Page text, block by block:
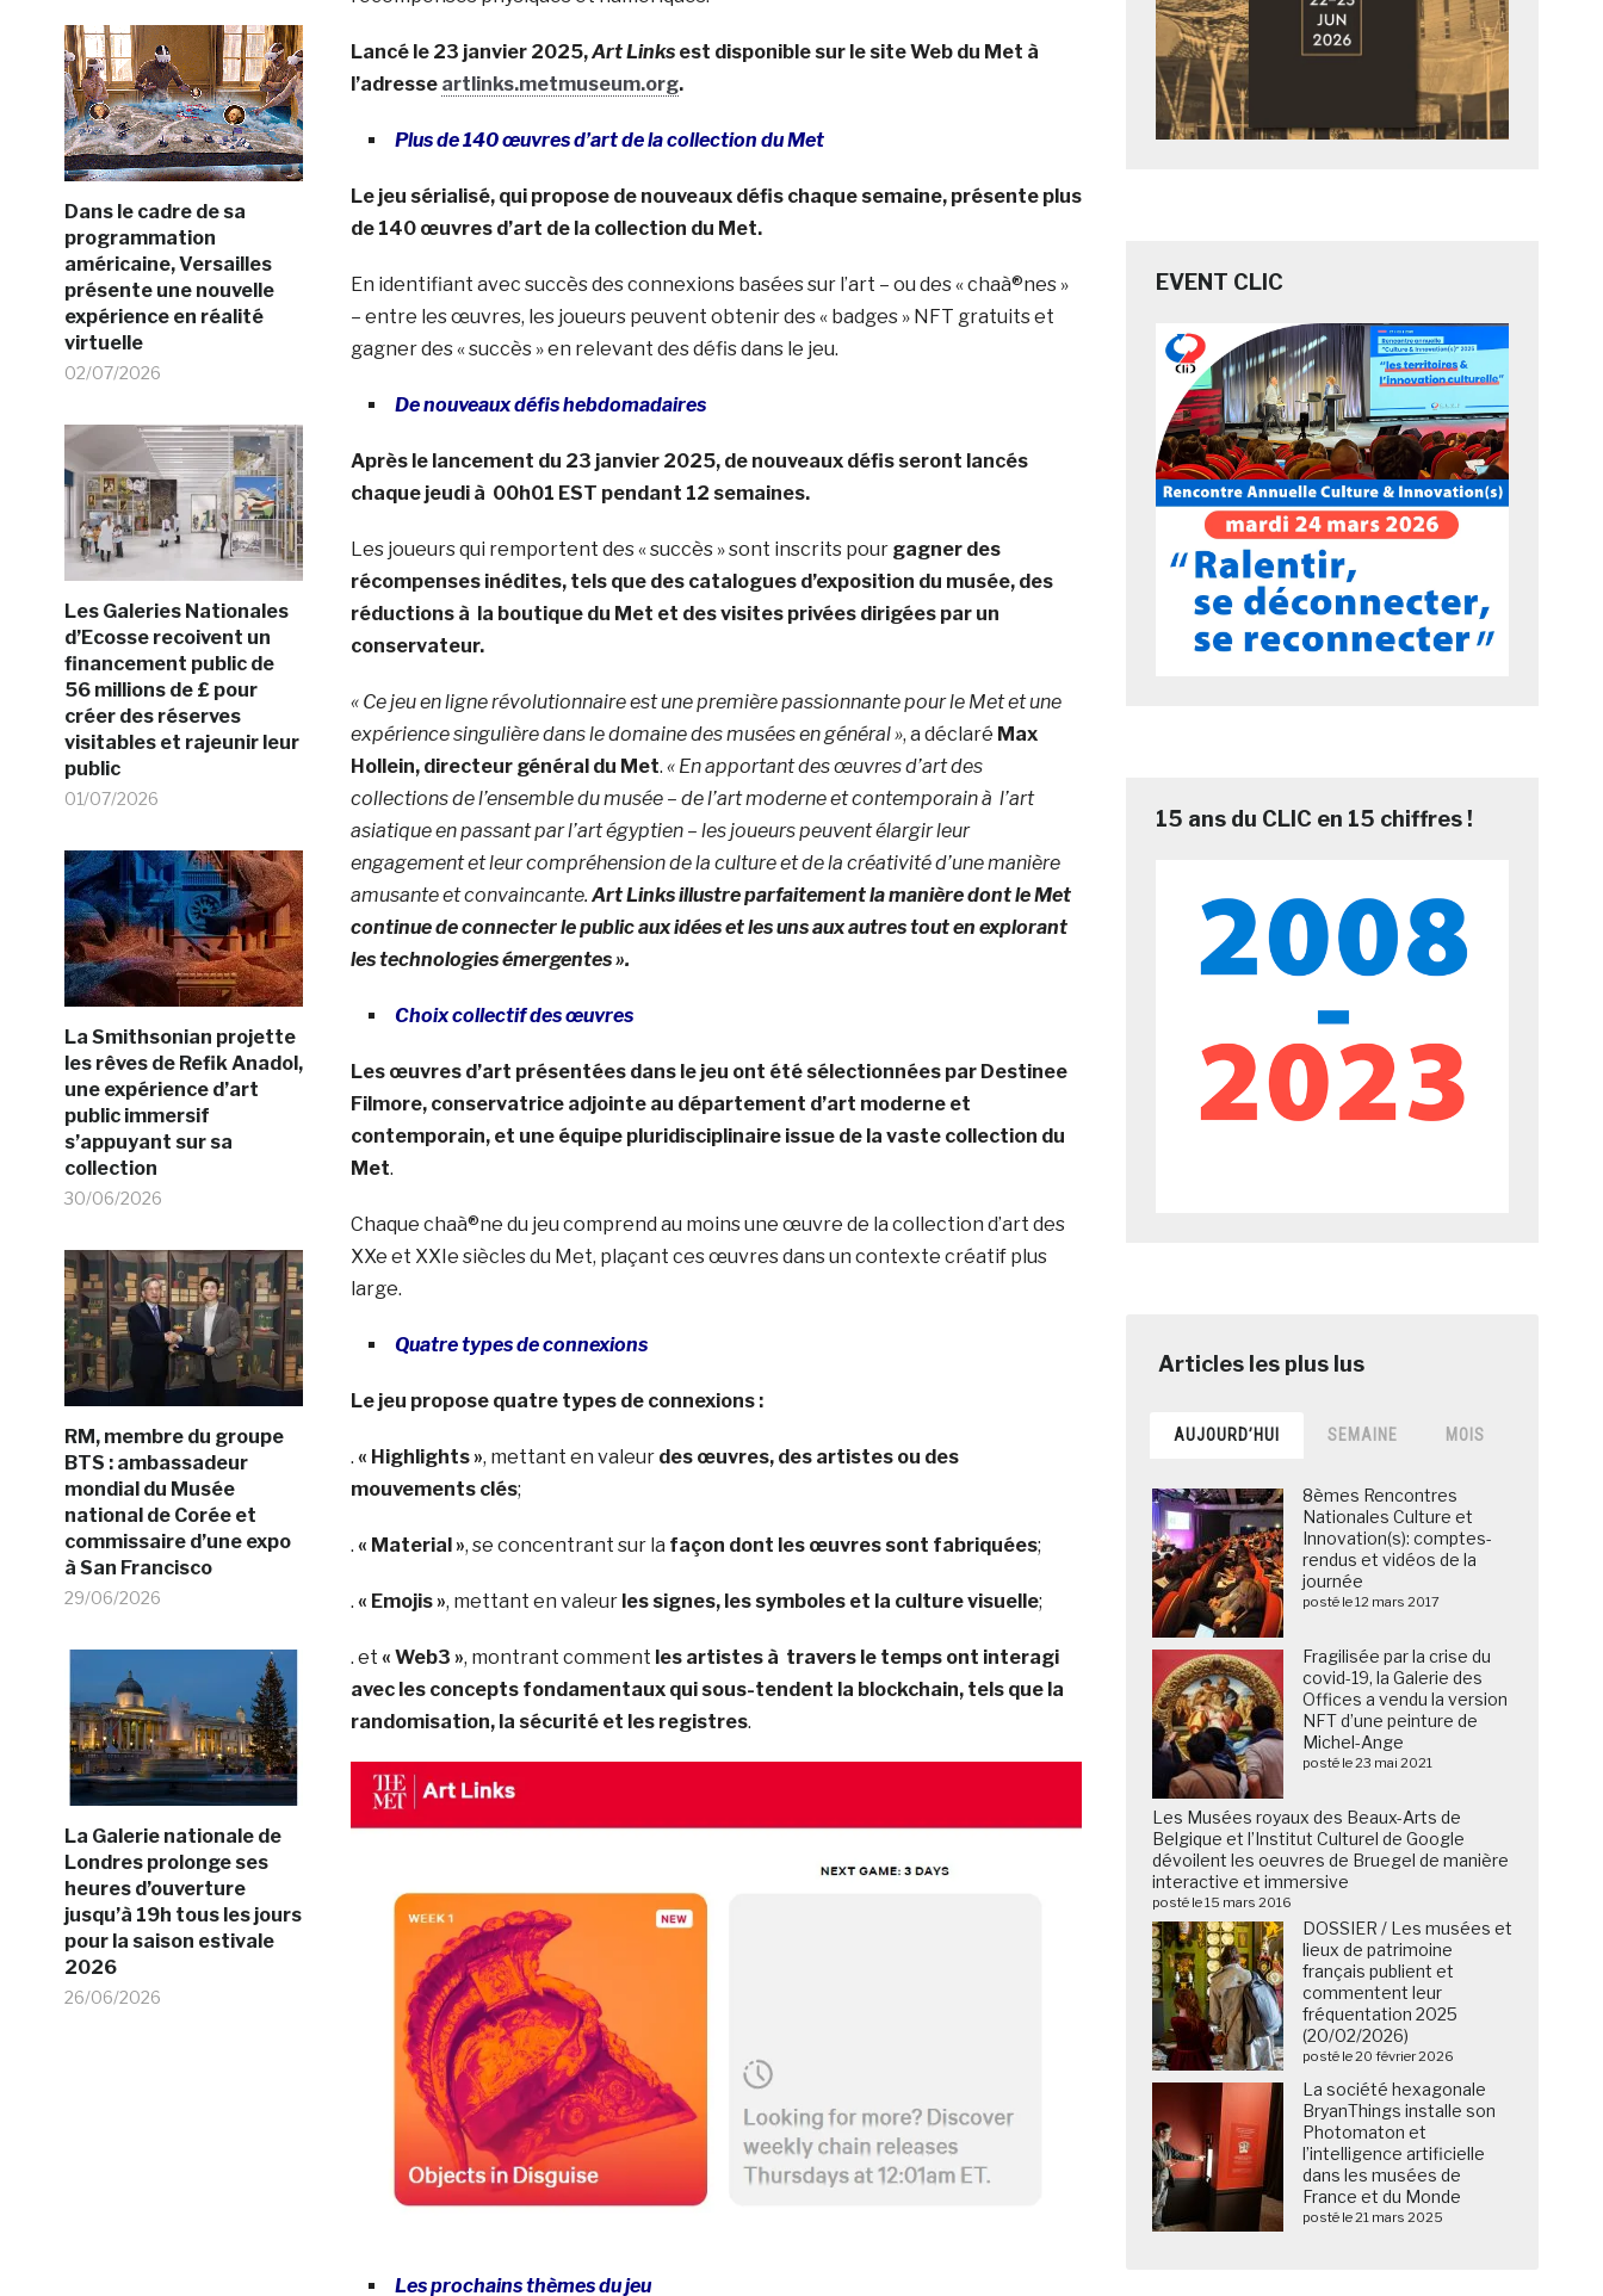
Dans le cadre de sa
programmation
américaine, Versailles
présente une nouvelle
expérience en réalité
virtuelle
02/07/2026
Les Galeries Nationales
d’Ecosse recoivent un
financement public de
56 millions de £ pour
créer des réserves
visitables et rajeunir leur
public
01/07/2026
La Smithsonian projette
les rêves de Refik Anadol,
une expérience d’art
public immersif
s’appuyant sur sa
collection
30/06/2026
RM, membre du groupe
BTS : ambassadeur
mondial du Musée
national de Corée et
commissaire d’une expo
à San Francisco
29/06/2026
La Galerie nationale de
Londres prolonge ses
heures d’ouverture
jusqu’à 19h tous les jours
pour la saison estivale
2026
26/06/2026
Lancé le 23 janvier 2025,Art Linksest disponible sur le site Web du Met à
l’adresse artlinks.metmuseum.org.
Plus de 140 œuvres d’art de la collection du Met
Le jeu sérialisé, qui propose de nouveaux défis chaque semaine, présente plus
de 140 œuvres d’art de la collection du Met.
En identifiant avec succès des connexions basées sur l’art – ou des « chaà®nes »
– entre les œuvres, les joueurs peuvent obtenir des « badges » NFT gratuits et
gagner des « succès » en relevant des défis dans le jeu.
De nouveaux défis hebdomadaires
Après le lancement du 23 janvier 2025, de nouveaux défis seront lancés
chaque jeudi à 00h01 EST pendant 12 semaines.
Les joueurs qui remportent des « succès » sont inscrits pour gagner des
récompenses inédites, tels que des catalogues d’exposition du musée, des
réductions à la boutique du Met et des visites privées dirigées par un
conservateur.
« Ce jeu en ligne révolutionnaire est une première passionnante pour le Met et une
expérience singulière dans le domaine des musées en général », a déclaré Max
Hollein, directeur général du Met. « En apportant des œuvres d’art des
collections de l’ensemble du musée – de l’art moderne et contemporain à l’art
asiatique en passant par l’art égyptien – les joueurs peuvent élargir leur
engagement et leur compréhension de la culture et de la créativité d’une manière
amusante et convaincante. Art Links illustre parfaitement la manière dont le Met
continue de connecter le public aux idées et les uns aux autres tout en explorant
les technologies émergentes ».
Choix collectif des œuvres
Les œuvres d’art présentées dans le jeu ont été sélectionnées par Destinee
Filmore, conservatrice adjointe au département d’art moderne et
contemporain, et une équipe pluridisciplinaire issue de la vaste collection du
Met.
Chaque chaà®ne du jeu comprend au moins une œuvre de la collection d’art des
XXe et XXIe siècles du Met, plaçant ces œuvres dans un contexte créatif plus
large.
Quatre types de connexions
Le jeu propose quatre types de connexions :
. « Highlights », mettant en valeur des œuvres, des artistes ou des
mouvements clés;
. « Material », se concentrant sur la façon dont les œuvres sont fabriquées;
. « Emojis », mettant en valeur les signes, les symboles et la culture visuelle;
. et « Web3 », montrant comment les artistes à travers le temps ont interagi
avec les concepts fondamentaux qui sous-tendent la blockchain, tels que la
randomisation, la sécurité et les registres.
Les prochains thèmes du jeu
EVENT CLIC
15 ans du CLIC en 15 chiffres !
AUJOURD’HUI SEMAINE MOIS
8èmes Rencontres
Nationales Culture et
Innovation(s): comptes-
rendus et vidéos de la
journée
posté le 12 mars 2017
Fragilisée par la crise du
covid-19, la Galerie des
Offices a vendu la version
NFT d’une peinture de
Michel-Ange
posté le 23 mai 2021
Les Musées royaux des Beaux-Arts de
Belgique et l’Institut Culturel de Google
dévoilent les oeuvres de Bruegel de manière
interactive et immersive
posté le 15 mars 2016
DOSSIER / Les musées et
lieux de patrimoine
français publient et
commentent leur
fréquentation 2025
(20/02/2026)
posté le 20 février 2026
La société hexagonale
BryanThings installe son
Photomaton et
l’intelligence artificielle
dans les musées de
France et du Monde
posté le 21 mars 2025